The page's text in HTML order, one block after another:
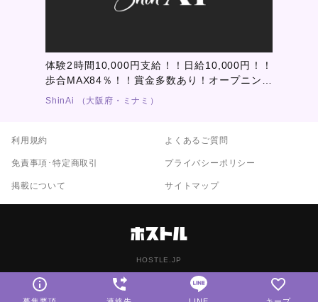
体験2時間10,000円支給！！日給10,000円！！
歩合MAX84％！！賞金多数あり！オープニング
メンバー募集開始！キミの『稼ぎたい』という
ShinAi （大阪府・ミナミ）
利用規約 よくあるご質問
免責事項･特定商取引 プライバシーポリシー
掲載について サイトマップ
HOSTLE.JP